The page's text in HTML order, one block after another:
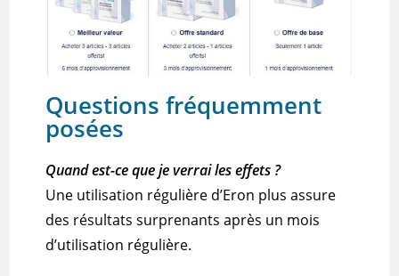
Questions fréquemment
posées
Quand est-ceque je verrai les effets ?
Une utilisation régulière d’Eron plus assure
des résultats surprenants après un mois
d’utilisation régulière.